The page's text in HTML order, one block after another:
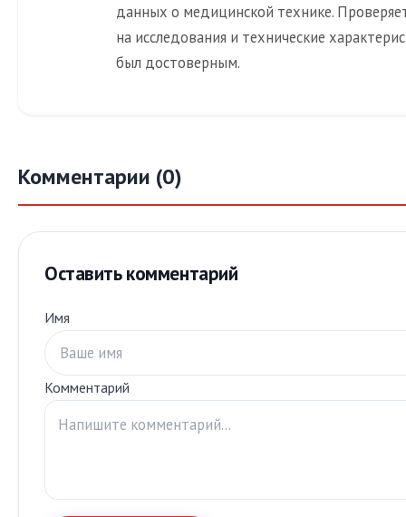
данных о медицинской технике.
на исследования и технические
был достоверным.
Комментарии (0)
Оставить комментарий
Имя
Комментарий